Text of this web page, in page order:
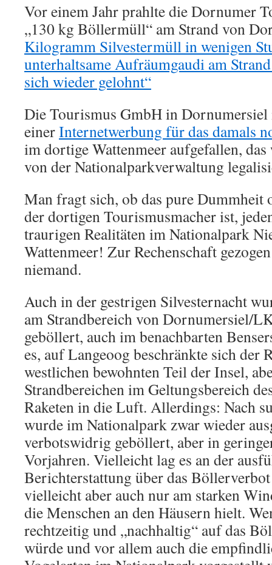
Vor einem Jahr prahlte die Dornumer
„130 kg Böllermüll“ am Strand von
Kilogramm Silvestermüll in wenigen
unterhaltsame Aufräumgaudi am
sich wieder gelohnt“
Die Tourismus GmbH in
einerInternetwerbung für das damals
im dortige Wattenmeer aufgefallen,
von der Nationalparkverwaltung
Man fragt sich, ob das pure Dummheit
der dortigen Tourismusmacher ist,
traurigen Realitäten im Nationalpark
Wattenmeer! Zur Rechenschaft
niemand.
Auch in der gestrigen Silvesternacht
am Strandbereich von Dornumersiel/
geböllert, auch im benachbarten
es, auf Langeoog beschränkte sich der
westlichen bewohnten Teil der Insel,
Strandbereichen im Geltungsbereich
Raketen in die Luft. Allerdings: Nach
wurde im Nationalpark zwar wieder
verbotswidrig geböllert, aber in
Vorjahren. Vielleicht lag es an der
Berichterstattung über das
vielleicht aber auch nur am starken
die Menschen an den Häusern hielt.
rechtzeitig und „nachhaltig“ auf das
würde und vor allem auch die